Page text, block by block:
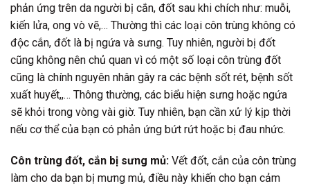
phản ứng trên da người bị cắn, đốt sau khi chích như: muỗi,
kiến lửa, ong vò vẽ,… Thường thì các loại côn trùng không có
độc cắn, đốt là bị ngứa và sưng. Tuy nhiên, người bị đốt
cũng không nên chủ quan vì có một số loại côn trùng đốt
cũng là chính nguyên nhân gây ra các bệnh sốt rét, bệnh sốt
xuất huyết,,… Thông thường, các biểu hiện sưng hoặc ngứa
sẽ khỏi trong vòng vài giờ. Tuy nhiên, bạn cần xử lý kịp thời
nếu cơ thể của bạn có phản ứng bứt rứt hoặc bị đau nhức.
Côn trùng đốt, cắn bị sưng mủ: Vết đốt, cắn của côn trùng
làm cho da bạn bị mưng mủ, điều này khiến cho bạn cảm